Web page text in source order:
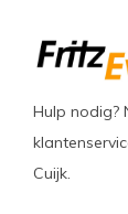
Hulp nodig?
Cuijk.